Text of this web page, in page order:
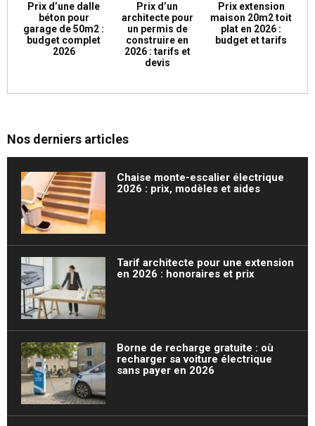
Prix d’une dalle
béton pour
garage de 50m2 :
budget complet
2026
Prix d’un
architecte pour
un permis de
construire en
2026 : tarifs et
devis
Prix extension
maison 20m2 toit
plat en 2026 :
budget et tarifs
Nos derniers articles
Chaise monte-escalier électrique
2026 : prix, modèles et aides
Tarif architecte pour une extension
en 2026 : honoraires et prix
Borne de recharge gratuite : où
recharger sa voiture électrique
sans payer en 2026